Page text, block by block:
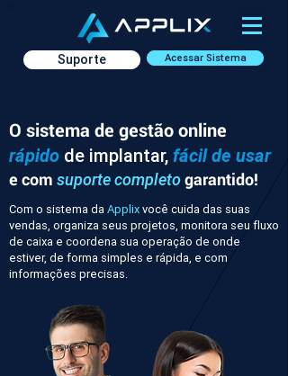
Acessar Sistema
Suporte
O sistema de gestão online
rápido de implantar, fácil de usar
e com suporte completogarantido!
Com o sistema daApplixvocê cuida das suas
vendas, organiza seus projetos, monitora seu fluxo
de caixa e coordena sua operação de onde
estiver, de forma simples e rápida, e com
informações precisas.